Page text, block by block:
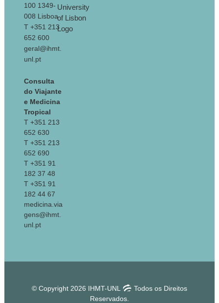
100 1349-
008 Lisboa
T +351 213
652 600
geral@ihmt.
unl.pt
Consulta
do Viajante
e Medicina
Tropical
T +351 213
652 630
T +351 213
652 690
T +351 91
182 37 48
T +351 91
182 44 67
medicina.via
gens@ihmt.
unl.pt
© Copyright 2026 IHMT-UNL
Todos os Direitos
Reservados.